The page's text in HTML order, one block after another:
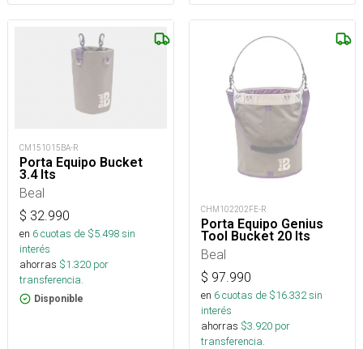
CM151015BA-R
Porta Equipo Bucket
3.4 lts
Beal
$ 32.990
en 6cuotas de $5.498sin
interés
ahorras $1.320 por
transferencia.
Disponible
CHM102202FE-R
Porta Equipo Genius
Tool Bucket 20 lts
Beal
$ 97.990
en 6cuotas de $16.332sin
interés
ahorras $3.920 por
transferencia.